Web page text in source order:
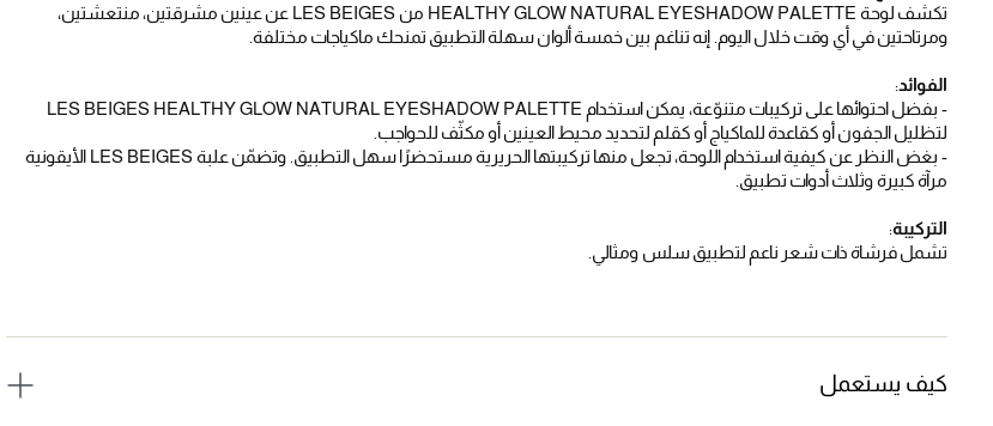
تكشف لوحة HEALTHY GLOW NATURAL EYESHADOW PALETTE من LES BEIGES عن عينين مشرقتين، منتعشتين،
ومرتاحتين في أي وقت خلال اليوم. إنه تناغم بين خمسة ألوان سهلة التطبيق تمنحك ماكياجات مختلفة.
الفوائد:
- بفضل احتوائها على تركيبات متنوّعة، يمكن استخدام LES BEIGES HEALTHY GLOW NATURAL EYESHADOW PALETTE
لتظليل الجفون أو كقاعدة للماكياج أو كقلم لتحديد محيط العينين أو مكثّف للحواجب.
- بغض النظر عن كيفية استخدام اللوحة، تجعل منها تركيبتها الحريرية مستحضرًا سهل التطبيق. وتضمّن علبة LES BEIGES الأيقونية
مرآة كبيرة وثلاث أدوات تطبيق.
التركيبة:
تشمل فرشاة ذات شعر ناعم لتطبيق سلس ومثالي.
كيف يستعمل